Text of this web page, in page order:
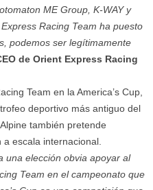
ME Group, K-WAY y
Racing Team ha puesto
podemos ser legítimamente
de Orient Express Racing
Team en la America’s Cup,
deportivo más antiguo del
también pretende
escala internacional.
una elección obvia apoyar al
Team en el campeonato que